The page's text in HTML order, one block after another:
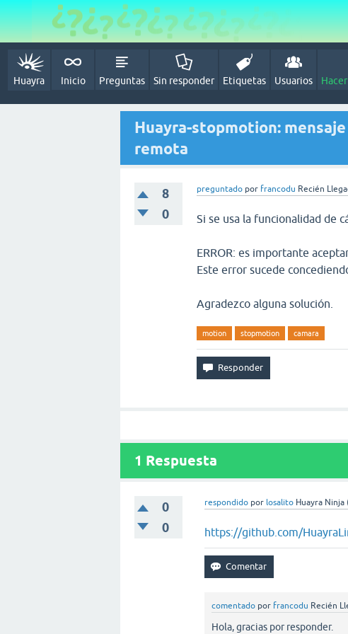
Huayra Inicio Preguntas Sin responder Etiquetas Usuarios
Huayra-stopmotion:
remota
8
0
preguntado por francodu Recién
Si se usa la funcionalidad de
ERROR: es importante
Este error sucede
Agradezco alguna solución.
motion stopmotion camara
1 Respuesta
0
0
respondido por losalito Huayra Ninja
https://github.com/
comentado por francodu Recién
Hola, gracias por responder.